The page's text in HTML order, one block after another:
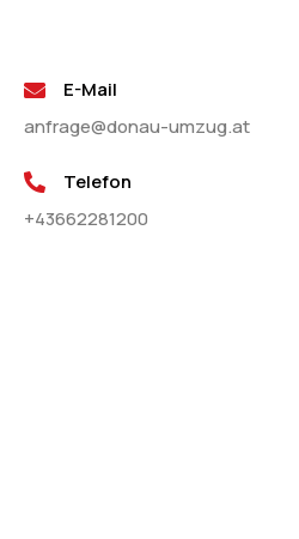
E-Mail
anfrage@donau-umzug.at
Telefon
+43662281200